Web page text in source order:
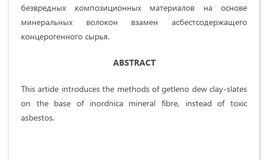
безвредных композиционных материалов на основе
минеральных волокон взамен асбестсодержащего
концерогенного сырья.
ABSTRACT
This artide introduces the methods of getleno dew clay-slates
on the base of inordnica mineral fibre, instead of toxic
asbestos.